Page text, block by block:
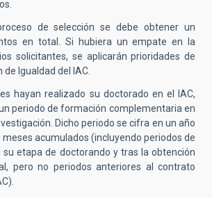
de selección se debe obtener un
en total. Si hubiera un empate en la
solicitantes, se aplicarán prioridades de
Igualdad del IAC.
hayan realizado su doctorado en el IAC,
periodo de formación complementaria en
Dicho periodo se cifra en un año
acumulados (incluyendo periodos de
etapa de doctorando y tras la obtención
pero no periodos anteriores al contrato